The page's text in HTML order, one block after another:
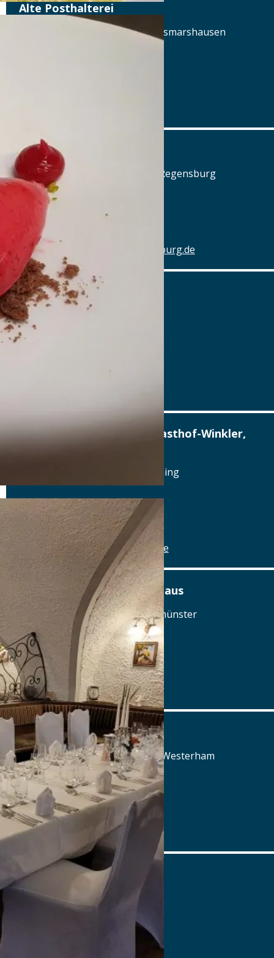
Alte Posthalterei
Augsburger Straße 2, 86441 Zusmarshausen
Alter Schlachthof
Am Alten Schlachthof 9, 93055 Regensburg
Tel.: Tel.: 0941-4637770
Details
www.hotel-schlachthof-regensburg.de
Alter Wirt
Marktplatz 1, 82031 Grünwald
Altstadthotel, Brauerei-Gasthof-Winkler,
Berching
Reichenauplatz 22, 92334 Berching
Tel.: Tel.: 08462-1327
Details
www.brauereigasthof-winkler.de
Am Ödenturm – Das Gasthaus
Am Ödenturm 11, 93413 Chammünster
Tel.: Tel.: 09971-89270
Details
www.oedenturm.de
Aschbacher Hof
Aschbach 3, 83620 Feldkirchen-Westerham
Tel.: Tel.: 08063-80660
Details
www.aschbacher-hof.de
Ayinger am Platzl
Platzl 1A , 80331 München